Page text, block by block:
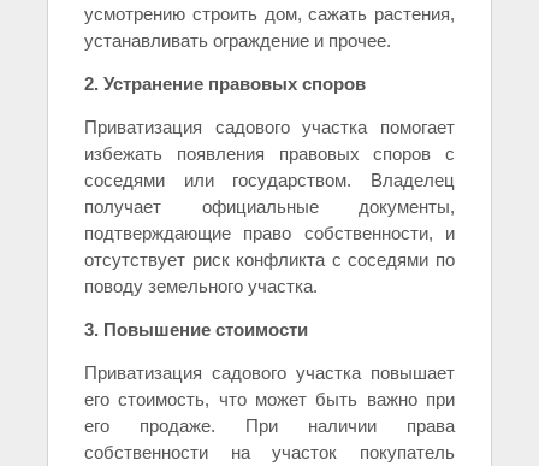
усмотрению строить дом, сажать растения,
устанавливать ограждение и прочее.
2. Устранение правовых споров
Приватизация садового участка помогает
избежать появления правовых споров с
соседями или государством. Владелец
получает официальные документы,
подтверждающие право собственности, и
отсутствует риск конфликта с соседями по
поводу земельного участка.
3. Повышение стоимости
Приватизация садового участка повышает
его стоимость, что может быть важно при
его продаже. При наличии права
собственности на участок покупатель